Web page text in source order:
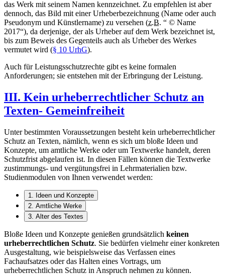
das Werk mit seinem Namen kennzeichnet. Zu empfehlen ist aber
dennoch, das Bild mit einer Urheberbezeichnung (Name oder auch
Pseudonym und Künstlername) zu versehen (z.B. “ © Name
2017“), da derjenige, der als Urheber auf dem Werk bezeichnet ist,
bis zum Beweis des Gegenteils auch als Urheber des Werkes
vermutet wird (§ 10 UrhG).
Auch für Leistungsschutzrechte gibt es keine formalen
Anforderungen; sie entstehen mit der Erbringung der Leistung.
III. Kein urheberrechtlicher Schutz an
Texten- Gemeinfreiheit
Unter bestimmten Voraussetzungen besteht kein urheberrechtlicher
Schutz an Texten, nämlich, wenn es sich um bloße Ideen und
Konzepte, um amtliche Werke oder um Textwerke handelt, deren
Schutzfrist abgelaufen ist. In diesen Fällen können die Textwerke
zustimmungs- und vergütungsfrei in Lehrmaterialien bzw.
Studienmodulen von Ihnen verwendet werden:
1. Ideen und Konzepte
2. Amtliche Werke
3. Alter des Textes
Bloße Ideen und Konzepte genießen grundsätzlich keinen
urheberrechtlichen Schutz. Sie bedürfen vielmehr einer konkreten
Ausgestaltung, wie beispielsweise das Verfassen eines
Fachaufsatzes oder das Halten eines Vortrags, um
urheberrechtlichen Schutz in Anspruch nehmen zu können.